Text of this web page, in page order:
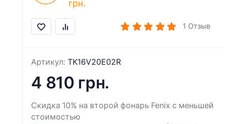
грн.
1 Отзыв
Артикул: TK16V20E02R
4 810 грн.
Скидка 10% на второй фонарь Fenix с меньшей
стоимостью